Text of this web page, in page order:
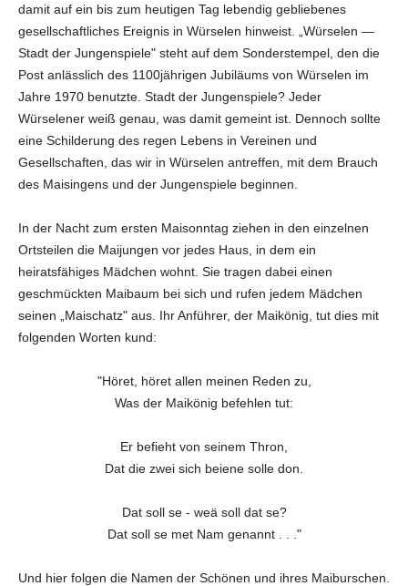
damit auf ein bis zum heutigen Tag lebendig gebliebenes
gesellschaftliches Ereignis in Würselen hinweist. „Würselen —
Stadt der Jungenspiele" steht auf dem Sonderstempel, den die
Post anlässlich des 1100jährigen Jubiläums von Würselen im
Jahre 1970 benutzte. Stadt der Jungenspiele? Jeder
Würselener weiß genau, was damit gemeint ist. Dennoch sollte
eine Schilderung des regen Lebens in Vereinen und
Gesellschaften, das wir in Würselen antreffen, mit dem Brauch
des Maisingens und der Jungenspiele beginnen.
In der Nacht zum ersten Maisonntag ziehen in den einzelnen
Ortsteilen die Maijungen vor jedes Haus, in dem ein
heiratsfähiges Mädchen wohnt. Sie tragen dabei einen
geschmückten Maibaum bei sich und rufen jedem Mädchen
seinen „Maischatz" aus. Ihr Anführer, der Maikönig, tut dies mit
folgenden Worten kund:
"Höret, höret allen meinen Reden zu,
Was der Maikönig befehlen tut:
Er befieht von seinem Thron,
Dat die zwei sich beiene solle don.
Dat soll se - weä soll dat se?
Dat soll se met Nam genannt . . ."
Und hier folgen die Namen der Schönen und ihres Maiburschen.